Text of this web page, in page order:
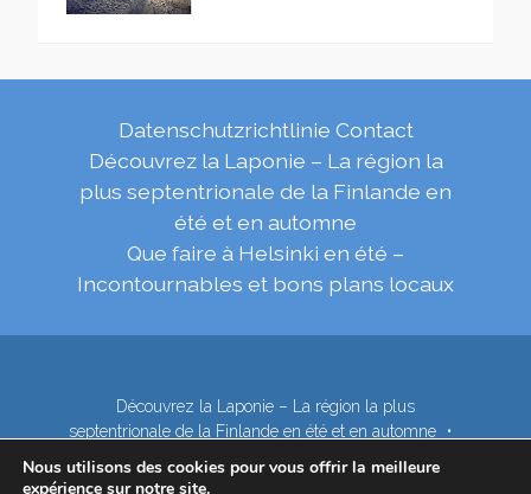
Datenschutzrichtlinie Contact
Découvrez la Laponie – La région la
plus septentrionale de la Finlande en
été et en automne
Que faire à Helsinki en été –
Incontournables et bons plans locaux
Découvrez la Laponie – La région la plus
septentrionale de la Finlande en été et en automne
Que faire à Helsinki en été – Incontournables et bons
Nous utilisons des cookies pour vous offrir la meilleure
expérience sur notre site.